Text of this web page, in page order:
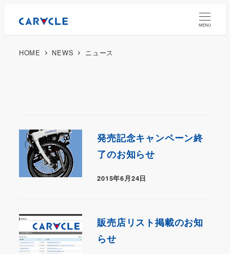
MENU
HOME NEWS ニュース
発売記念キャンペーン終
了のお知らせ
2015年6月24日
販売店リスト掲載のお知
らせ